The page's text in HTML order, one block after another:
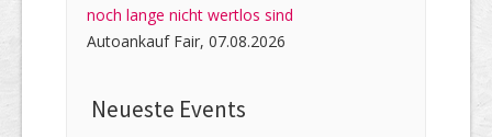
noch lange nicht wertlos sind
Autoankauf Fair, 07.08.2026
Neueste Events